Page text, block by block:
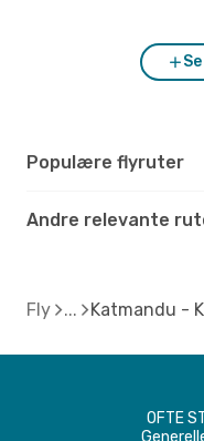
Populære flyruter
Andre relevante
Fly Katmandu -
OFTE